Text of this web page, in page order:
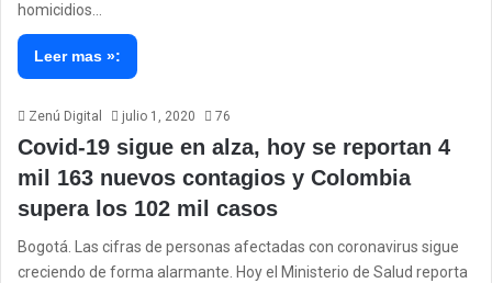
homicidios…
Leer mas »:
Zenú Digital julio 1, 2020 76
Covid-19 sigue en alza, hoy se reportan 4
mil 163 nuevos contagios y Colombia
supera los 102 mil casos
Bogotá. Las cifras de personas afectadas con coronavirus sigue
creciendo de forma alarmante. Hoy el Ministerio de Salud reporta